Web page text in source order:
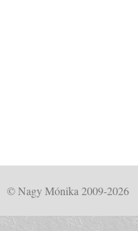
© Nagy Mónika 2009-2026